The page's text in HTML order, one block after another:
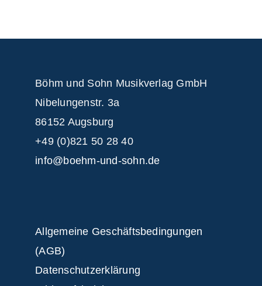
Böhm und Sohn Musikverlag GmbH
Nibelungenstr. 3a
86152 Augsburg
+49 (0)821 50 28 40
info@boehm-und-sohn.de
Allgemeine Geschäftsbedingungen
(AGB)
Datenschutzerklärung